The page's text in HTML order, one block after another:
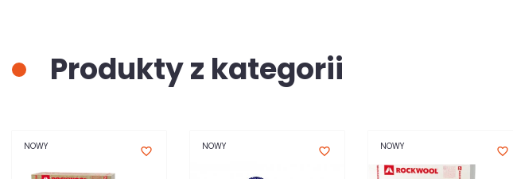
Produkty z kategorii
NOWY favorite_border NOWY favorite_border NOWY favorite_border